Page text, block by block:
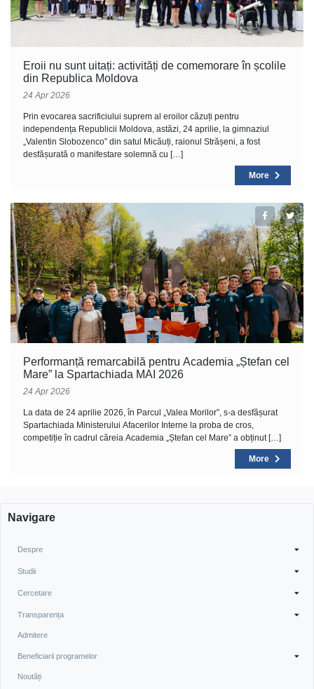
Eroii nu sunt uitați: activități de comemorare în școlile
din Republica Moldova
24 Apr 2026
Prin evocarea sacrificiului suprem al eroilor căzuți pentru
independența Republicii Moldova, astăzi, 24 aprilie, la gimnaziul
„Valentin Slobozenco” din satul Micăuți, raionul Strășeni, a fost
desfășurată o manifestare solemnă cu […]
More
Performanță remarcabilă pentru Academia „Ștefan cel
Mare” la Spartachiada MAI 2026
24 Apr 2026
La data de 24 aprilie 2026, în Parcul „Valea Morilor”, s-a desfășurat
Spartachiada Ministerului Afacerilor Interne la proba de cros,
competiție în cadrul căreia Academia „Ștefan cel Mare” a obținut […]
More
Navigare
Despre
Studii
Cercetare
Transparența
Admitere
Beneficiarii programelor
Noutăți